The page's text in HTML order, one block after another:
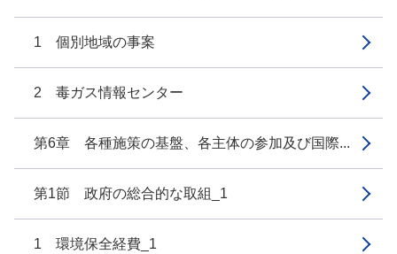
1 個別地域の事案
2 毒ガス情報センター
第6章 各種施策の基盤、各主体の参加及び国際...
第1節 政府の総合的な取組_1
1 環境保全経費_1